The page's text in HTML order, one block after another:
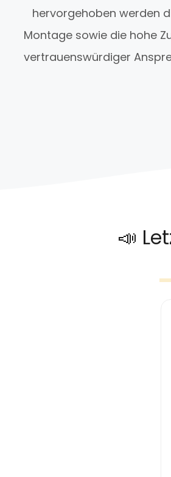
hervorgehoben werden
Montage sowie die hohe
vertrauenswürdiger